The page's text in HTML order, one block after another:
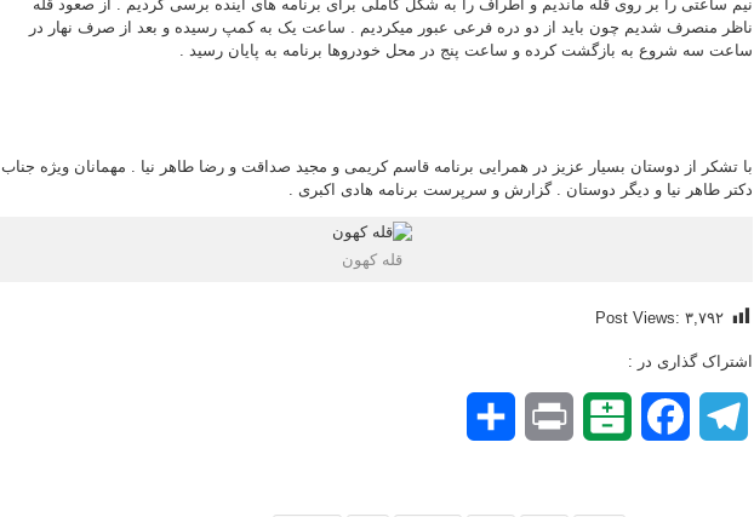
نیم ساعتی را بر روی قله ماندیم و اطراف را به شکل کاملی برای برنامه های آینده برسی کردیم . از صعود قله
ناظر منصرف شدیم چون باید از دو دره فرعی عبور میکردیم . ساعت یک به کمپ رسیده و بعد از صرف نهار در
ساعت سه شروع به بازگشت کرده و ساعت پنج در محل خودروها برنامه به پایان رسید .
با تشکر از دوستان بسیار عزیز در همرایی برنامه قاسم کریمی و مجید صداقت و رضا طاهر نیا . مهمانان ویژه جناب
دکتر طاهر نیا و دیگر دوستان . گزارش و سرپرست برنامه هادی اکبری .
قله کهون
Post Views: ۳,۷۹۲
اشتراک گذاری در :
Telegram
Facebook
Balatarin
Print